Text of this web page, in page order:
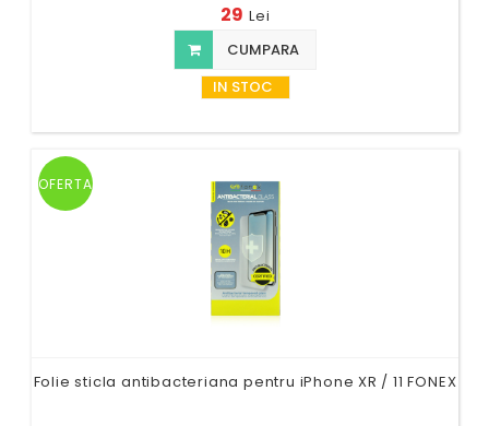
29 Lei
CUMPARA
IN STOC
OFERTA
Folie sticla antibacteriana pentru iPhone XR / 11 FONEX